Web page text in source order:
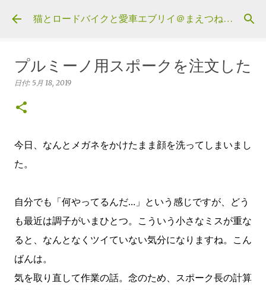
スキップしてメイン コンテンツに移動
プルミーノ用スポークを注文した
日付: 5月 18, 2019
今日、なんとメガネをかけたまま顔を洗ってしまいまし
た。
自分でも「何やってるんだ…」という感じですが、どう
も最近は調子がいまひとつ。こういう小さなミスが重な
ると、なんとなくツイていない気分になりますね。こん
ばんは。
気を取り直して作業の話。念のため、スポーク長の計算